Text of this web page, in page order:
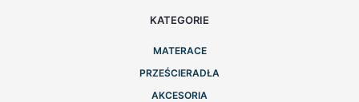
KATEGORIE
MATERACE
PRZEŚCIERADŁA
AKCESORIA